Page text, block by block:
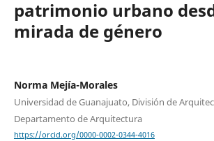
patrimonio urbano
mirada de género
Norma Mejía-Morales
Universidad de Guanajuato, División de
Departamento de Arquitectura
https://orcid.org/0000-0002-0344-4016